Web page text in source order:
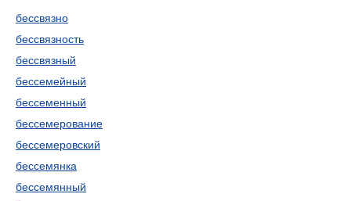
бессвязно
бессвязность
бессвязный
бессемейный
бессеменный
бессемерование
бессемеровский
бессемянка
бессемянный